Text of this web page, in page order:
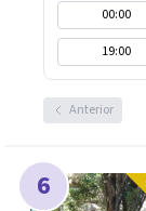
00:00
19:00
Anterior
6